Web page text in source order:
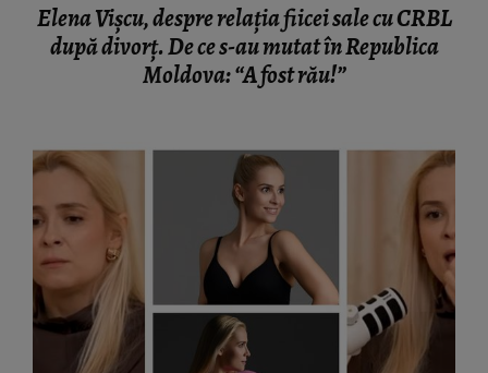
Elena Vișcu, despre relația fiicei sale cu CRBL
după divorț. De ce s-au mutat în Republica
Moldova: “A fost rău!”